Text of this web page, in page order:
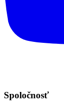
Spoločnosť